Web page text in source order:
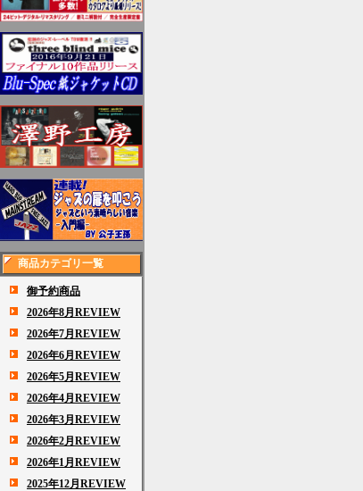
商品カテゴリ一覧
御予約商品
2026年8月REVIEW
2026年7月REVIEW
2026年6月REVIEW
2026年5月REVIEW
2026年4月REVIEW
2026年3月REVIEW
2026年2月REVIEW
2026年1月REVIEW
2025年12月REVIEW